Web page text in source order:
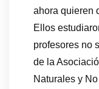
ahora quieren
Ellos
profesores no
de la
Naturales y